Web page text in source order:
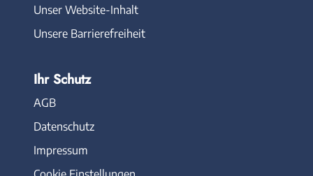
Unser Website-Inhalt
Unsere Barrierefreiheit
Ihr Schutz
AGB
Datenschutz
Impressum